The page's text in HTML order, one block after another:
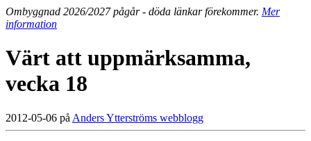
Ombyggnad 2026/2027 pågår - döda länkar förekommer. Mer
information
Värt att uppmärksamma,
vecka 18
2012-05-06 på Anders Ytterströms webblogg